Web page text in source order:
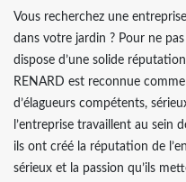
Vous recherchez une
dans votre jardin ? Pour ne
dispose d’une solide
RENARD est reconnue
d’élagueurs compétents,
l’entreprise travaillent au sein
ils ont créé la réputation de
sérieux et la passion qu’ils